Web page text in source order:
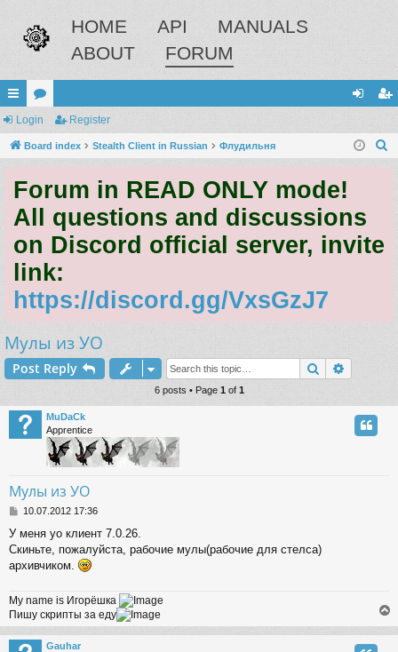
HOME API
MANUALS
ABOUT
FORUM
ui
ck
ks
or
u
s
in ist
Login Register
Board index Stealth Client in Russian Флудильня
Forum in READ ONLY mode!
All questions and discussions
on Discord official server, invite
link:
https://discord.gg/VxsGzJ7
Мулы из УО
Post Reply Search
6 posts • Page 1of 1
MuDaCk
Apprentice
Мулы из УО
P
s
t
10.07.2012 17:36
У меня уо клиент 7.0.26.
Скиньте, пожалуйста, рабочие мулы(рабочие для стелса)
архивчиком.
My name is Игорёшка
Пишу скрипты за еду
o
p
Gauhar